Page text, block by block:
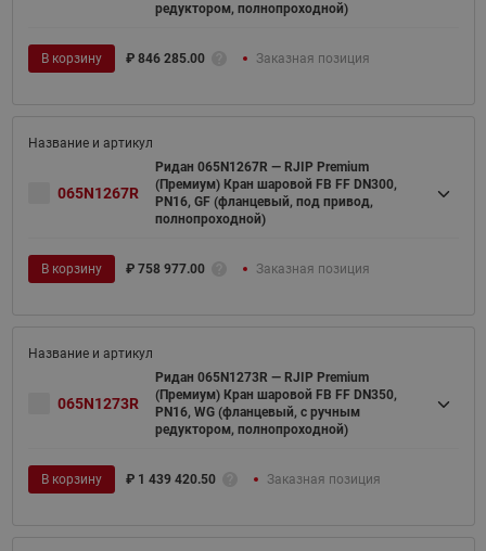
редуктором, полнопроходной)
В корзину ₽ 846 285.00 Заказная позиция
065N1267R
Ридан 065N1267R — RJIP Premium
(Премиум) Кран шаровой FB FF DN300,
PN16, GF (фланцевый, под привод,
полнопроходной)
В корзину ₽ 758 977.00 Заказная позиция
065N1273R
Ридан 065N1273R — RJIP Premium
(Премиум) Кран шаровой FB FF DN350,
PN16, WG (фланцевый, с ручным
редуктором, полнопроходной)
В корзину ₽ 1 439 420.50 Заказная позиция